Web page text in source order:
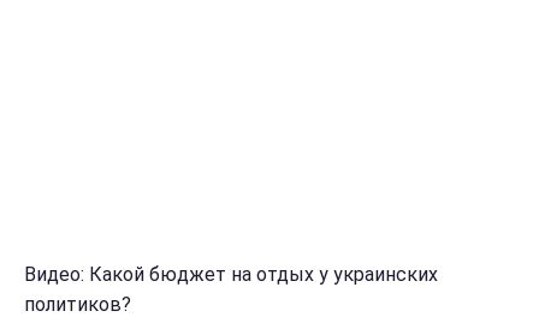
Видео: Какой бюджет на отдых у украинских
политиков?